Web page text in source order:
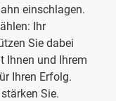
einschlagen.
Ihr
Sie dabei
Ihnen und Ihrem
Ihren Erfolg.
Sie.